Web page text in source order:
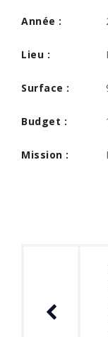
Année :
Lieu :
Surface :
Budget :
Mission :